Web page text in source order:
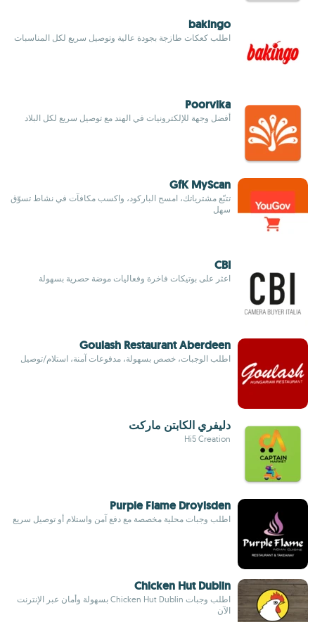
bakingo
اطلب كعكات طازجة بجودة عالية وتوصيل سريع لكل المناسبات
Poorvika
أفضل وجهة للإلكترونيات في الهند مع توصيل سريع لكل البلاد
GfK MyScan
تتبّع مشترياتك، امسح الباركود، واكسب مكافآت في نشاط تسوّق
سهل
CBI
اعثر على بوتيكات فاخرة وفعاليات موضة حصرية بسهولة
Goulash Restaurant Aberdeen
اطلب الوجبات، خصص بسهولة، مدفوعات آمنة، استلام/توصيل
دليفري الكابتن ماركت
Hi5 Creation
Purple Flame Droylsden
اطلب وجبات محلية مخصصة مع دفع آمن واستلام أو توصيل سريع
Chicken Hut Dublin
اطلب وجبات Chicken Hut Dublin بسهولة وأمان عبر الإنترنت
الآن